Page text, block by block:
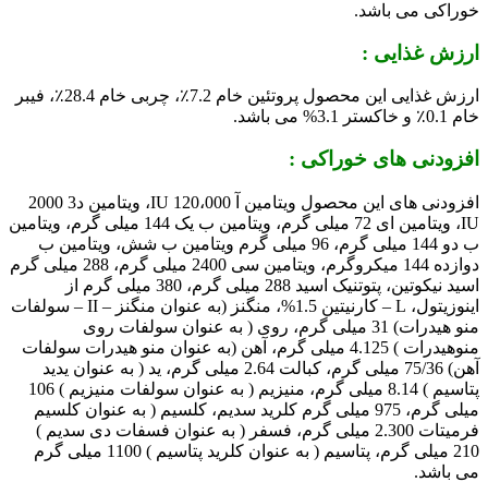
خوراکی می باشد.
ارزش غذایی :
ارزش غذایی این محصول پروتئین خام 7.2٪، چربی خام 28.4٪، فیبر
خام 0.1٪ و خاکستر 3.1% می باشد.
افزودنی های خوراکی :
افزودنی های این محصول ویتامین آ 120،000 IU، ویتامین د3 2000
IU، ویتامین ای 72 میلی گرم، ویتامین ب یک 144 میلی گرم، ویتامین
ب دو 144 میلی گرم، 96 میلی گرم ویتامین ب شش، ویتامین ب
دوازده 144 میکروگرم، ویتامین سی 2400 میلی گرم، 288 میلی گرم
اسید نیکوتین، پتوتنیک اسید 288 میلی گرم، 380 میلی گرم از
اینوزیتول، L – کارنیتین 1.5%، منگنز (به عنوان منگنز – II – سولفات
منو هیدرات) 31 میلی گرم، روی ( به عنوان سولفات روی
منوهیدرات ) 4.125 میلی گرم، آهن (به عنوان منو هیدرات سولفات
آهن) 75/36 میلی گرم، کبالت 2.64 میلی گرم، ید ( به عنوان یدید
پتاسیم ) 8.14 میلی گرم، منیزیم ( به عنوان سولفات منیزیم ) 106
میلی گرم، 975 میلی گرم کلرید سدیم، کلسیم ( به عنوان کلسیم
فرمیتات 2.300 میلی گرم، فسفر ( به عنوان فسفات دی سدیم )
210 میلی گرم، پتاسیم ( به عنوان کلرید پتاسیم ) 1100 میلی گرم
می باشد.